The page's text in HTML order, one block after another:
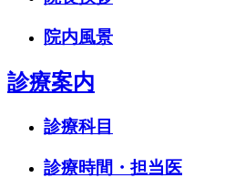
院内風景
診療案内
診療科目
診療時間・担当医